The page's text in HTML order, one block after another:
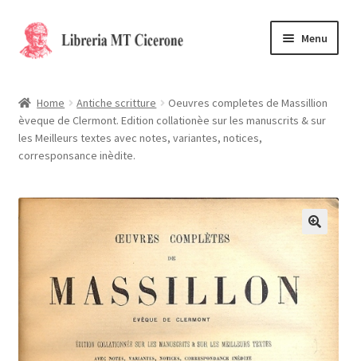
Vai
alla
Vai
al
Menu
Libri rari
La Storia
Contattaci
Carrello
Home Antiche scritture
Oeuvres completes de Massillion
èveque de Clermont. Edition collationèe sur les manuscrits & sur
les Meilleurs textes avec notes, variantes, notices,
corresponsance inèdite.